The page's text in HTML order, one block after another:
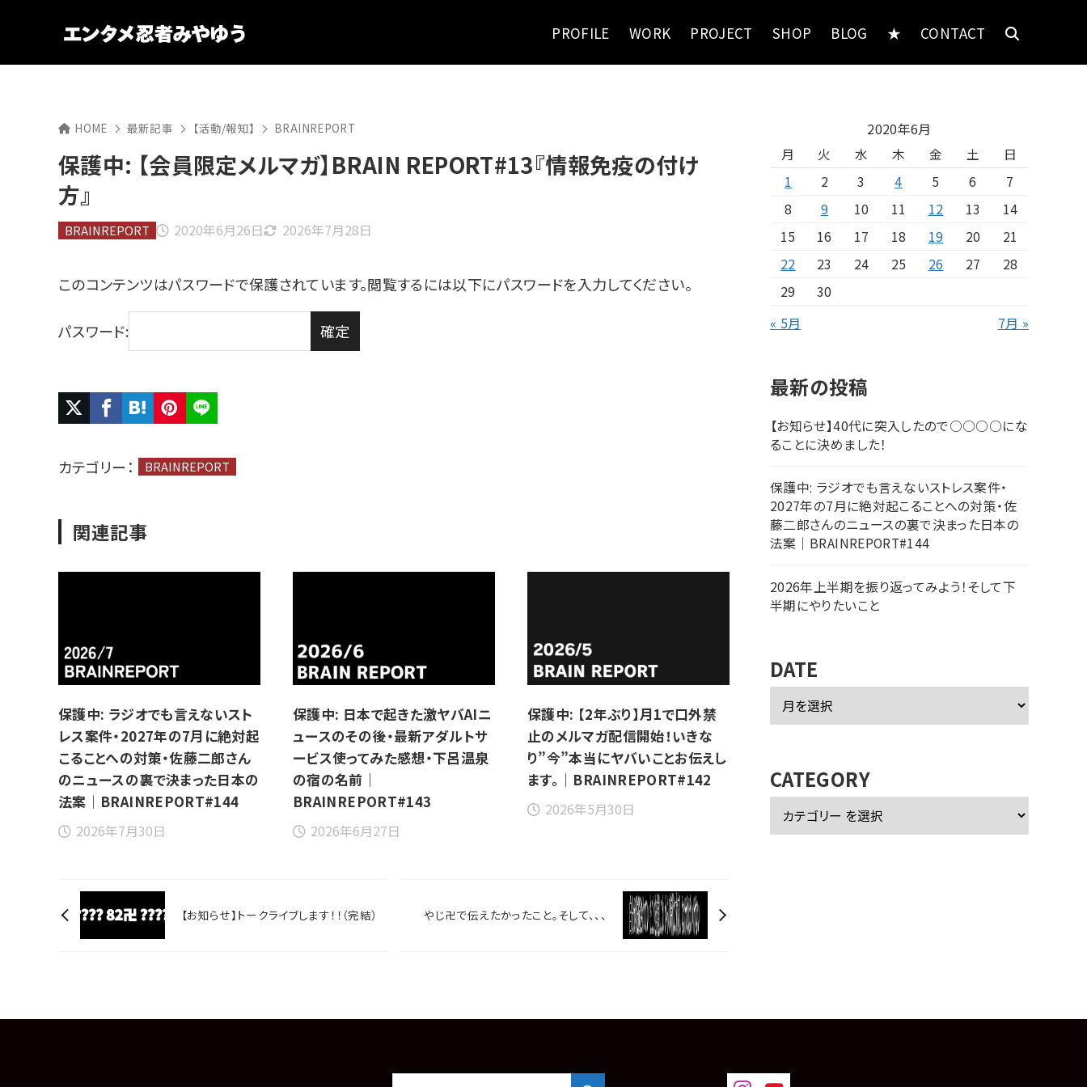
PROFILE WORK PROJECT SHOP BLOG ★ CONTACT
HOME 最新記事 【活動/報知】 BRAINREPORT
保護中: 【会員限定メルマガ】BRAIN REPORT#13『情報免疫の付け
方』
2020年6月26日 2026年7月28日
BRAINREPORT
このコンテンツはパスワードで保護されています。閲覧するには以下にパスワードを入力してください。
パスワード:
カテゴリー： BRAINREPORT
関連記事
保護中: ラジオでも言えないスト
レス案件・2027年の7月に絶対起
こることへの対策・佐藤二郎さん
のニュースの裏で決まった日本の
法案｜BRAINREPORT#144
2026年7月30日
保護中: 日本で起きた激ヤバAIニ
ュースのその後・最新アダルトサ
ービス使ってみた感想・下呂温泉
の宿の名前｜
BRAINREPORT#143
2026年6月27日
保護中: 【2年ぶり】月1で口外禁
止のメルマガ配信開始！いきな
り”今”本当にヤバいことお伝えし
ます。｜BRAINREPORT#142
2026年5月30日
【お知らせ】トークライブします！！（完結） やじ卍で伝えたかったこと。そして、、、
2020年6月
月
火 水 木 金 土
日
1
2 3 4 5 6
7
8
9 10 11 12 13
14
15
16 17 18 19 20
21
22
23 24 25 26 27
28
29
30
« 5月
7月 »
最新の投稿
【お知らせ】40代に突入したので○○○○にな
ることに決めました！
保護中: ラジオでも言えないストレス案件・
2027年の7月に絶対起こることへの対策・佐
藤二郎さんのニュースの裏で決まった日本の
法案｜BRAINREPORT#144
2026年上半期を振り返ってみよう！そして下
半期にやりたいこと
DATE
ー
ブ
CATEGORY